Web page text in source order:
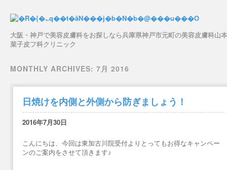
大阪・神戸で美容皮膚科をお探しなら兵庫県神戸市元町の美容皮膚科山
菜子皮フ科クリニック
MONTHLY ARCHIVES: 7月 2016
日焼けを内側と外側から防ぎましょう！
2016年7月30日
こんにちは、今回は東加古川院受付よりとってもお得なキャンペー
ンのご案内をさせて頂きます♪